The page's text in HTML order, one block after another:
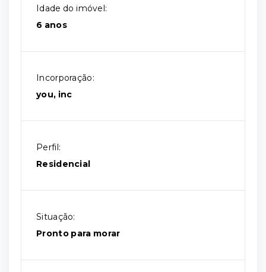
Idade do imóvel:
6 anos
Incorporação:
you, inc
Perfil:
Residencial
Situação:
Pronto para morar